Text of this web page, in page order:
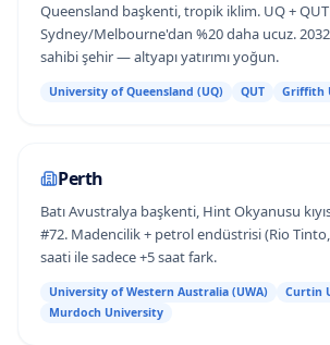
Queensland başkenti, tropik iklim. UQ +
Sydney/Melbourne'dan %20 daha ucuz.
sahibi şehir — altyapı yatırımı yoğun.
University of Queensland (UQ) QUT Griffith
Perth
Batı Avustralya başkenti, Hint Okyanusu
#72. Madencilik + petrol endüstrisi (Rio
saati ile sadece +5 saat fark.
University of Western Australia (UWA)
Curtin
Murdoch University